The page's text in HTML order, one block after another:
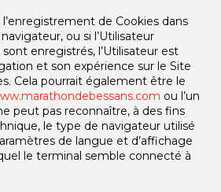
l’enregistrement de Cookies dans
ou si l’Utilisateur
enregistrés, l’Utilisateur est
et son expérience sur le Site
Cela pourrait également être le
ou l’un
peut pas reconnaître, à des fins
le type de navigateur utilisé
de langue et d’affichage
le terminal semble connecté à